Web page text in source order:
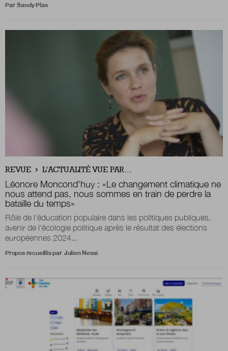
Par Sandy Plas
REVUE L'ACTUALITÉ VUE PAR...
Léonore Moncond’huy : «Le changement climatique ne
nous attend pas, nous sommes en train de perdre la
bataille du temps»
Rôle de l'éducation populaire dans les politiques publiques,
avenir de l'écologie politique après le résultat des élections
européennes 2024...
Propos recueillis par Julien Nessi